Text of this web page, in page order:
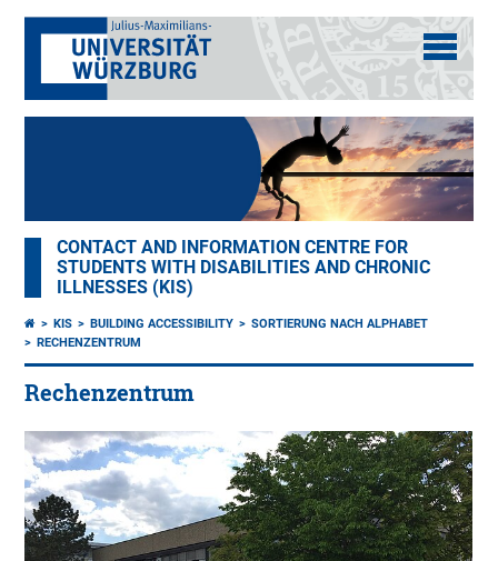
CONTACT AND INFORMATION CENTRE FOR
STUDENTS WITH DISABILITIES AND CHRONIC
ILLNESSES (KIS)
KIS BUILDING ACCESSIBILITY
SORTIERUNG NACH ALPHABET
RECHENZENTRUM
Rechenzentrum